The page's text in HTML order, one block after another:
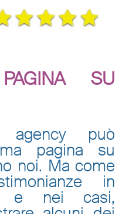
SU
agency può
pagina su
noi. Ma come
in
e nei casi,